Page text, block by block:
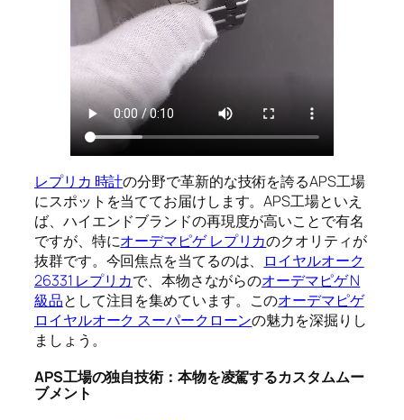
レプリカ 時計の分野で革新的な技術を誇るAPS工場
にスポットを当ててお届けします。APS工場といえ
ば、ハイエンドブランドの再現度が高いことで有名
ですが、特にオーデマピゲ レプリカのクオリティが
抜群です。今回焦点を当てるのは、
ロイヤルオーク
26331 レプリカで、本物さながらのオーデマピゲ N
級品として注目を集めています。このオーデマピゲ
ロイヤルオーク スーパークローンの魅力を深掘りし
ましょう。
APS工場の独自技術：本物を凌駕するカスタムムー
ブメント